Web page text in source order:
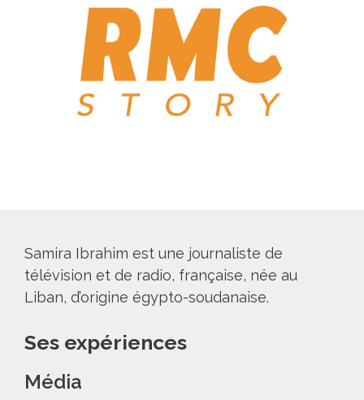
Samira Ibrahim est une journaliste de
télévision et de radio, française, née au
Liban, d’origine égypto-soudanaise.
Ses expériences
Média